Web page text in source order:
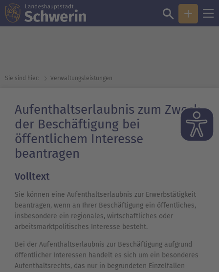
Sie sind hier: Verwaltungsleistungen
Aufenthaltserlaubnis zum Zweck
der Beschäftigung bei
öffentlichem Interesse
beantragen
Volltext
Sie können eine Aufenthaltserlaubnis zur Erwerbstätigkeit
beantragen, wenn an Ihrer Beschäftigung ein öffentliches,
insbesondere ein regionales, wirtschaftliches oder
arbeitsmarktpolitisches Interesse besteht.
Bei der Aufenthaltserlaubnis zur Beschäftigung aufgrund
öffentlicher Interessen handelt es sich um ein besonderes
Aufenthaltsrechts, das nur in begründeten Einzelfällen